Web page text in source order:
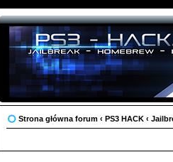
Strona główna forum ‹ PS3 HACK ‹